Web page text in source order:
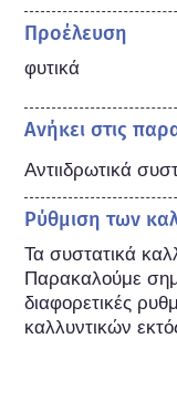
Προέλευση
φυτικά
Ανήκει στις
Αντιιδρωτικά
Ρύθμιση των
Τα συστατικά
Παρακαλούμε
διαφορετικές
καλλυντικών